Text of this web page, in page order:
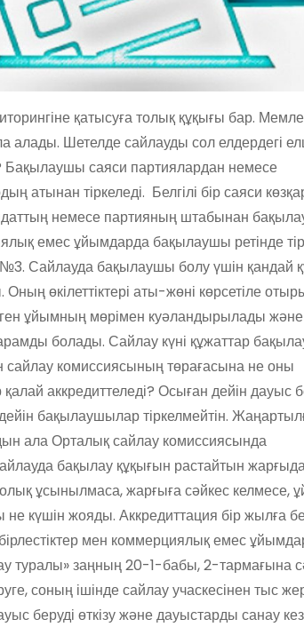
қатысуға толық құқығы бар.
Шетелде сайлауды сол елдердегі
Бақылаушы саяси партиялардан немесе
атынан тіркеледі. Белгілі бір саяси
немесе партияның штабынан
емес ұйымдарда бақылаушы ретінде
№3. Сайлауда бақылаушы болу үшін қандай
өкілеттіктері аты-жөні көрсетіле
ұйымның мөрімен куәландырылады және
болады. Сайлау күні құжаттар
сайлау комиссиясының төрағасына не оны
аккредиттеледі? Осыған дейін дауыс
дейін бақылаушылар тіркелмейтін.
ала Орталық сайлау комиссиясында
бақылау құқығын растайтын
ұсынылмаса, жарғыға сәйкес келмесе,
күшін жояды. Аккредиттация бір жылға
мен коммерциялық емес
туралы» заңның 20-1-бабы, 2-тармағына
соның ішінде сайлау учаскесінен тыс
беруді өткізу және дауыстарды санау